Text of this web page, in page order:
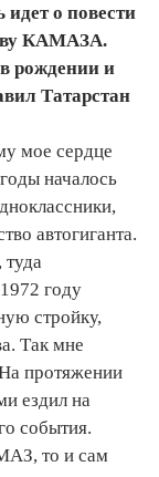
о повести
КАМАЗА.
рождении и
Татарстан
мое сердце
началось
автогиганта.
году
стройку,
Так мне
протяжении
ездил на
события.
то и сам